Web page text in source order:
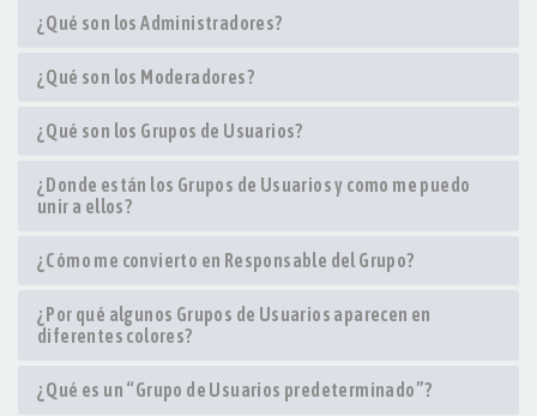
¿Qué son los Administradores?
¿Qué son los Moderadores?
¿Qué son los Grupos de Usuarios?
¿Donde están los Grupos de Usuarios y como me puedo
unir a ellos?
¿Cómo me convierto en Responsable del Grupo?
¿Por qué algunos Grupos de Usuarios aparecen en
diferentes colores?
¿Qué es un “Grupo de Usuarios predeterminado”?